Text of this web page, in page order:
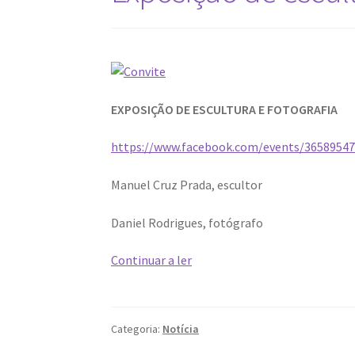
EXPOSIÇÃO DE ESCULTURA E FOTOGRAFIA
https://www.facebook.com/events/
Manuel Cruz Prada, escultor
Daniel Rodrigues, fotógrafo
Continuar a lerExposição
fotografia
Categoria: Notícia